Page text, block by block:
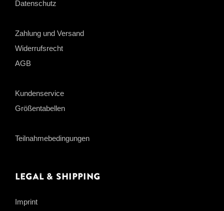
Datenschutz
Zahlung und Versand
Widerrufsrecht
AGB
Kundenservice
Größentabellen
Teilnahmebedingungen
Legal & Shipping
Imprint